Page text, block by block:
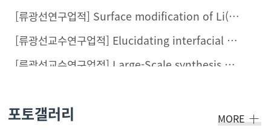
[류광선연구업적] Surface modification of Li(Ni0.8Co0.1Mn0.1)O2 with Li2ZrCl6 halide solid electrolyte for all-solid-state batteries
[류광선교수연구업적] Elucidating interfacial behaviors of Li-ion argyrodites through μ-cavity electrode analysis
[류광선교수연구업적] Large-Scale synthesis of metal halide doped Li7P2S8X solid electrolytes and their compatibility with organic solvents and binders
포토갤러리 MORE